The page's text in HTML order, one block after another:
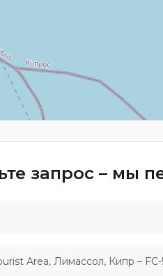
запрос – мы